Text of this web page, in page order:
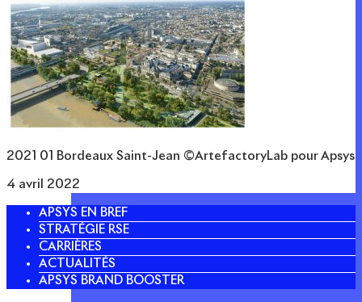
2021 01 Bordeaux Saint-Jean ©ArtefactoryLab pour Apsys
4 avril 2022
APSYS EN BREF
STRATÉGIE RSE
CARRIÈRES
ACTUALITÉS
APSYS BRAND BOOSTER